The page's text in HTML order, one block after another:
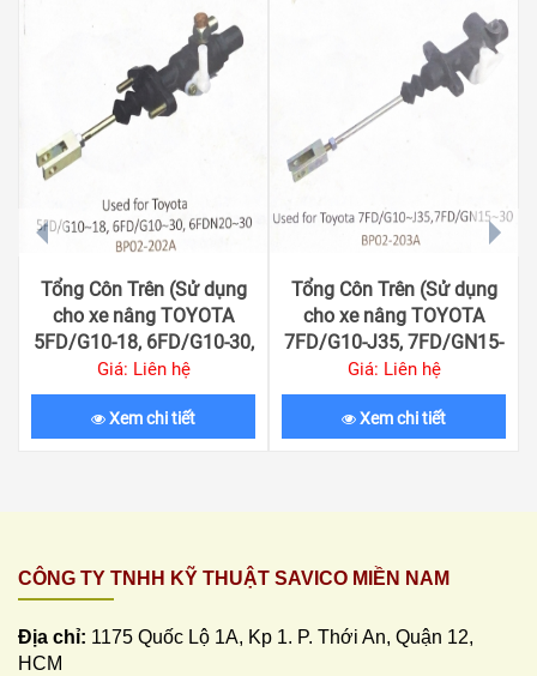
Tổng Côn Trên (Sử dụng
cho xe nâng TOYOTA
5FD/G10-18, 6FD/G10-30,
6FDN20-30)
Giá: Liên hệ
Xem chi tiết
Tổng Côn Trên (Sử dụng
cho xe nâng TOYOTA
7FD/G10-J35, 7FD/GN15-
30)
Giá: Liên hệ
Xem chi tiết
prev next
CÔNG TY TNHH KỸ THUẬT SAVICO MIỀN NAM
Địa chỉ: 1175 Quốc Lộ 1A, Kp 1. P. Thới An, Quận 12,
HCM